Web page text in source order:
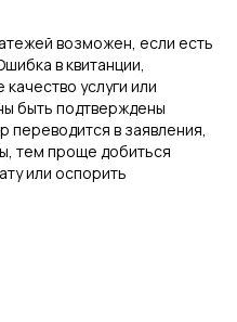
возможен, если есть
в квитанции,
услуги или
быть подтверждены
в заявления,
тем проще добиться
или оспорить